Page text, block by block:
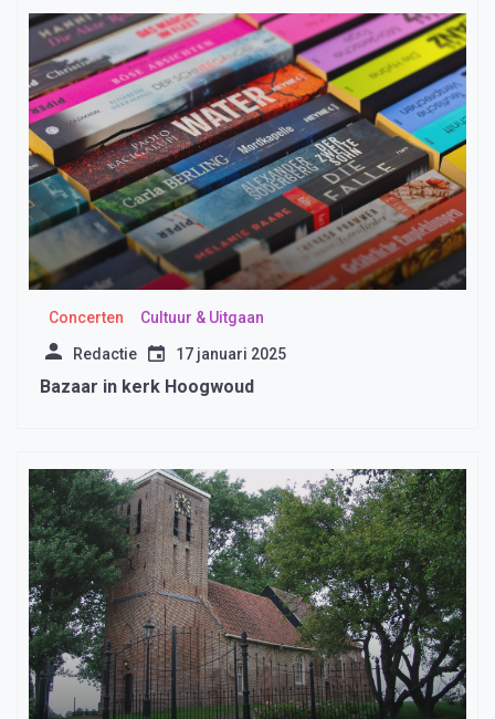
Concerten Cultuur & Uitgaan
Redactie 17 januari 2025
Bazaar in kerk Hoogwoud